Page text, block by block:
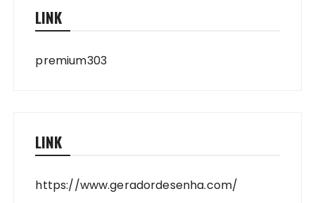
LINK
premium303
LINK
https://www.geradordesenha.com/